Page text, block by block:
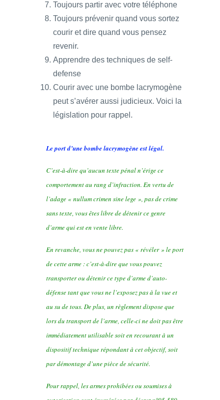
Toujours partir avec votre téléphone
Toujours prévenir quand vous sortez
courir et dire quand vous pensez
revenir.
Apprendre des techniques de self-
defense
Courir avec une bombe lacrymogène
peut s’avérer aussi judicieux. Voici la
législation pour rappel.
Le port d’une bombe lacrymogène est légal.
C’est-à-dire qu’aucun texte pénal n’érige ce
comportement au rang d’infraction. En vertu de
l’adage « nullum crimen sine lege », pas de crime
sans texte, vous êtes libre de détenir ce genre
d’arme qui est en vente libre.
En revanche, vous ne pouvez pas « révéler » le port
de cette arme : c’est-à-dire que vous pouvez
transporter ou détenir ce type d’arme d’auto-
défense tant que vous ne l’exposez pas à la vue et
au su de tous. De plus, un règlement dispose que
lors du transport de l’arme, celle-ci ne doit pas être
immédiatement utilisable soit en recourant à un
dispositif technique répondant à cet objectif, soit
par démontage d’une pièce de sécurité.
Pour rappel, les armes prohibées ou soumises à